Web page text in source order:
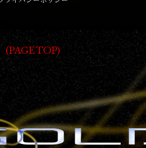
PAGE TOP